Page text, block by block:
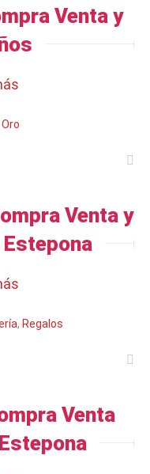
Venta y
Venta y
Estepona
, Regalos
Venta